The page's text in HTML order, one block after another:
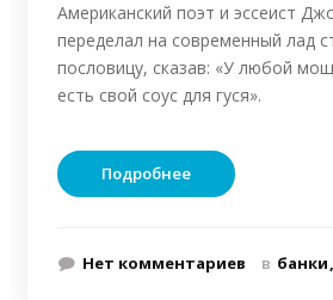
Американский поэт и эссеист
переделал на современный лад
пословицу, сказав: «У любой
есть свой соус для гуся».
Подробнее
Нет комментариев в банки